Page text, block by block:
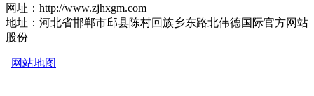
网址：http://www.zjhxgm.com
地址：河北省邯郸市邱县陈村回族乡东路北伟德国际官方网站
股份
网站地图